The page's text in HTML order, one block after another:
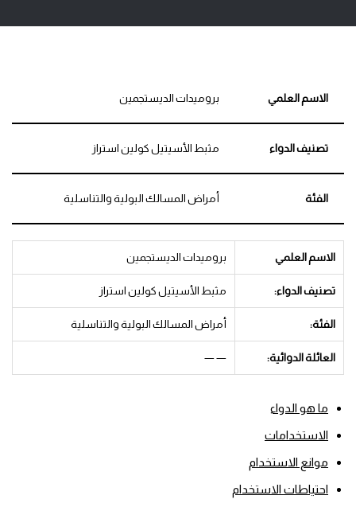
الاسم العلمي بروميدات الديستجمين
تصنيف الدواء مثبط الأسيتيل كولين استراز
الفئة أمراض المسالك البولية والتناسلية
الاسم العلمي بروميدات الديستجمين
تصنيف الدواء: مثبط الأسيتيل كولين استراز
الفئة: أمراض المسالك البولية والتناسلية
العائلة الدوائية: — —
ما هو الدواء
الاستخدامات
موانع الاستخدام
احتياطات الاستخدام